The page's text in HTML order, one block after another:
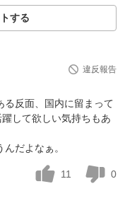
する
違反報告
る反面、国内に留まって
して欲しい気持ちもあ
だよなぁ。
11 0